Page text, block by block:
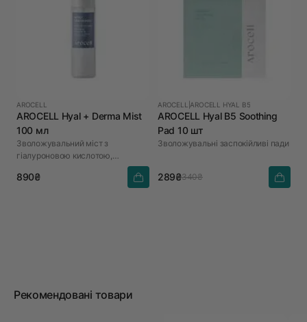
AROCELL
AROCELL Hyal + Derma Mist
100 мл
Зволожувальний міст з
гіалуроновою кислотою,
890₴
AROCELL AROCELL HYAL B5
AROCELL Hyal B5 Soothing
Pad 10 шт
Зволожувальні заспокійливі пади
289₴340₴
Рекомендовані товари